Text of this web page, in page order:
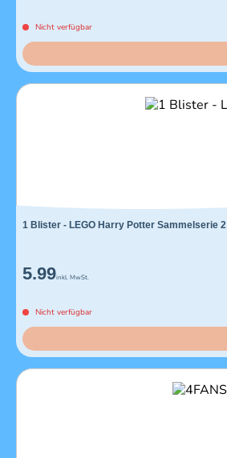
Nicht verfügbar
1 Blister - LEGO Harry Potter Sammelserie 2
5.99inkl. MwSt.
Nicht verfügbar